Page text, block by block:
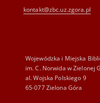
kontakt@zbc.uz.zgora.pl
Wojewódzka i Miejska
im. C. Norwida w Zielonej
al. Wojska Polskiego 9
65-077 Zielona Góra